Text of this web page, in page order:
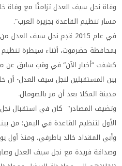
وفاة نجل سيف العدل تزامنًا مع وفاة
مسار تنظيم القاعدة بجزيرة العرب".
في عام 2015 قدِم نجل سيف
بمحافظة حضرموت، أثناء سيطرة تنظيم
كشفت “أخبار الآن” في وقتٍ سابق
بين المستقبلين لنجل سيف العدل- أن
مدينة المكلا بعد أن مر بالصومال.
وتضيف المصادر" كان في استقبال
الأول لتنظيم القاعدة في اليمن؛ من
وأبي المقداد خالد باطرفي، ومنذ
وصداقة فريدة مع نجل سيف العدل وصار